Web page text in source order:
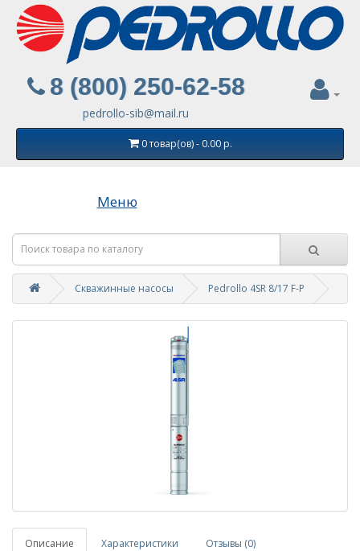
8 (800) 250-62-58
pedrollo-sib@mail.ru
0 товар(ов) - 0.00 р.
Меню
Скважинные насосы Pedrollo 4SR 8/17 F-P
Описание Характеристики Отзывы (0)